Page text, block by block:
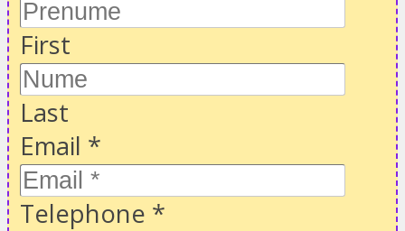
First
Last
Email *
Telephone *